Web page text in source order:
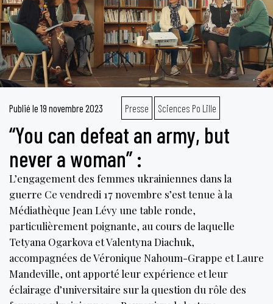
fortunés
« ont
le
pouvoir
d’acheter
du
temps. »
Publié le 19 novembre 2023 Presse Sciences Po Lille
“You can defeat an army, but
never a woman” :
L’engagement des femmes ukrainiennes dans la
guerre Ce vendredi 17 novembre s’est tenue à la
Médiathèque Jean Lévy une table ronde,
particulièrement poignante, au cours de laquelle
Tetyana Ogarkova et Valentyna Diachuk,
accompagnées de Véronique Nahoum-Grappe et Laure
Mandeville, ont apporté leur expérience et leur
éclairage d’universitaire sur la question du rôle des